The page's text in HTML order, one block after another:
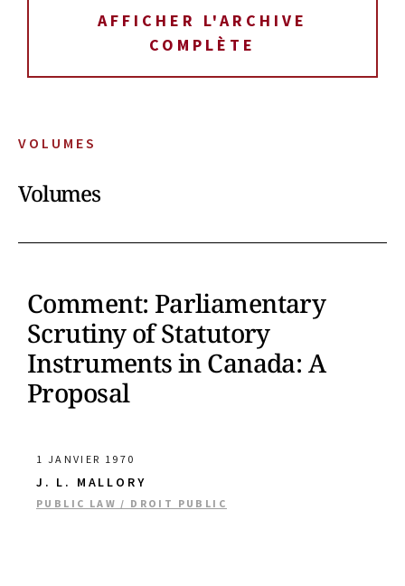
VOLUMES
Volumes
Comment: Parliamentary
Scrutiny of Statutory
Instruments in Canada: A
Proposal
1 JANVIER 1970
J. L. MALLORY
PUBLIC LAW / DROIT PUBLIC
AFFICHER L'ARCHIVE
COMPLÈTE